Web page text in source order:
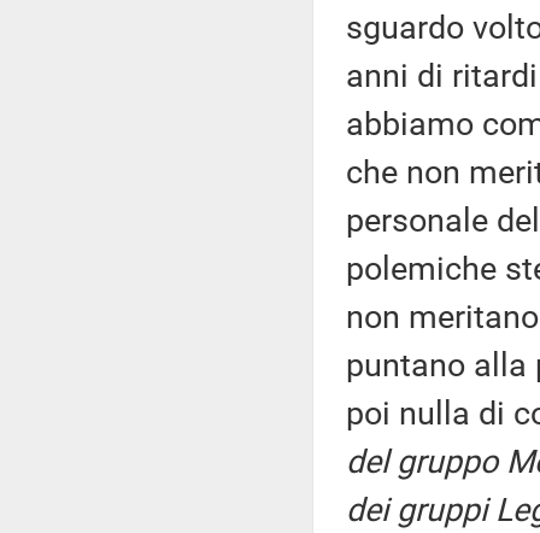
sguardo
anni di
abbiamo
che non
personale
polemiche
non
puntano alla
poi nulla di
del gruppo
dei gruppi